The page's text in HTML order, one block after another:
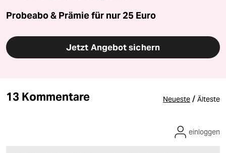
Probeabo & Prämie für nur 25 Euro
Jetzt Angebot sichern
13 Kommentare Neueste / Älteste
einloggen